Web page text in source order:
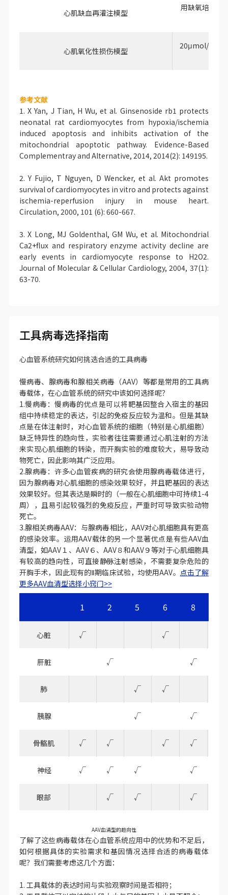
心肌缺血再灌注模型
用缺氧培养基
心肌氧化性损伤模型
20μmol/
参考文献
1. X Yan, J Tian, H Wu, et al. Ginsenoside rb1 protects
neonatal rat cardiomyocytes from hypoxia/ischemia
induced apoptosis and inhibits activation of the
mitochondrial apoptotic pathway. Evidence-Based
Complementray and Alternative, 2014, 2014(2): 149195.
2. Y Fujio, T Nguyen, D Wencker, et al. Akt promotes
survival of cardiomyocytes in vitro and protects against
ischemia-reperfusion injury in mouse heart.
Circulation, 2000, 101 (6): 660-667.
3. X Long, MJ Goldenthal, GM Wu, et al. Mitochondrial
Ca2+flux and respiratory enzyme activity decline are
early events in cardiomyocyte response to H2O2.
Journal of Molecular & Cellular Cardiology, 2004, 37(1):
63-70.
工具病毒选择指南
心血管系统研究如何挑选合适的工具病毒
慢病毒、腺病毒和腺相关病毒（AAV）等都是常用的工具病
毒载体，在心血管系统的研究中该如何选择呢？
1.慢病毒：慢病毒的优点是可以将靶基因整合入宿主的基因
组中持续稳定的表达，引起的免疫反应较为温和。但是其缺
点是在体注射时，对心血管系统的细胞（特别是心肌细胞）
缺乏特异性的趋向性，实验者往往需要通过心肌注射的方法
来实现心肌细胞的转染，而开胸实验的难度较大，易导致动
物死亡，因此影响其广泛应用。
2.腺病毒：许多心血管疾病的研究会使用腺病毒载体进行，
因为腺病毒对心肌细胞的感染效果较好，并且靶基因的表达
效果较好。但其表达是瞬时的（一般在心肌细胞中可持续1-4
周），且易引起较强烈的免疫反应，严重时可导致实验动物
死亡。
3.腺相关病毒AAV：与腺病毒相比，AAV对心肌细胞具有更高
的感染效率。运用AAV载体的另一个显著优点是有些AAV血
清型，如AAV１、AAV６、AAV８和AAV９等对于心肌细胞具
有较高的趋向性，可直接静脉注射感染，不需要复杂危险的
开胸手术，因此现有的Ⅱ期临床试验，均使用AAV。 点击了解
更多AAV血清型选择小窍门>>
1 2 5 6 8
心脏 √ √
肝脏 √ √
肺 √ √
胰腺 √ √
骨骼肌 √ √ √ √
神经 √ √ √ √
眼部 √ √ √
AAV血清型的趋向性
了解了这些病毒载体在心血管系统应用中的优势和不足后，
如何根据具体的实验需求和基因情况选择合适的病毒载体
呢？我们需要考虑这几个方面：
1. 工具载体的表达时间与实验观察时间是否相符；